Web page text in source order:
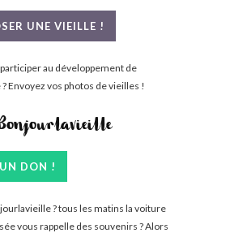
UNE VIEILLE !
au développement de
Envoyez vos photos de vieilles !
DON !
? tous les matins la voiture
vous rappelle des souvenirs ? Alors